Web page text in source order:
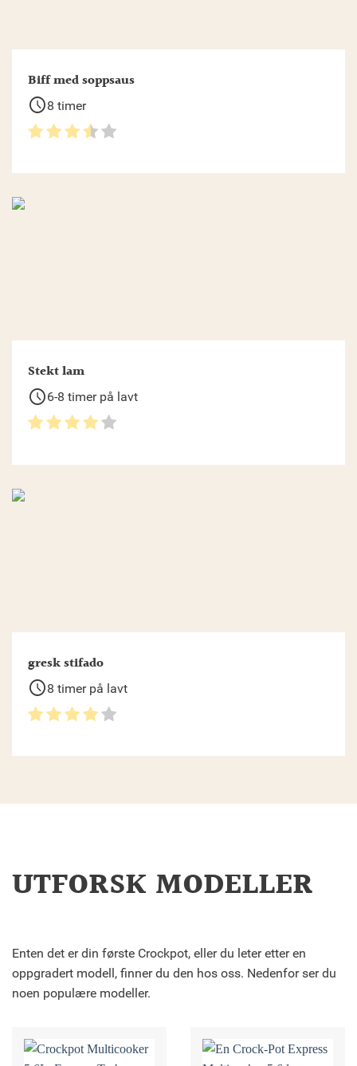
Biff med soppsaus
schedule8 timer
Stekt lam
schedule6-8 timer på lavt
gresk stifado
schedule8 timer på lavt
UTFORSK MODELLER
Enten det er din første Crockpot, eller du leter etter en
oppgradert modell, finner du den hos oss. Nedenfor ser du
noen populære modeller.